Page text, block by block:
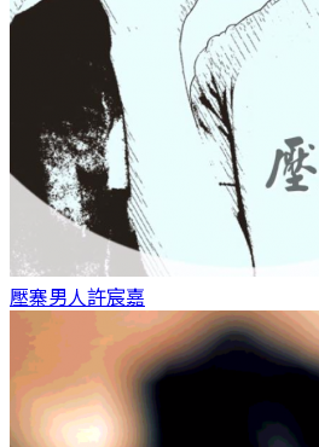
壓寨男人許宸嘉